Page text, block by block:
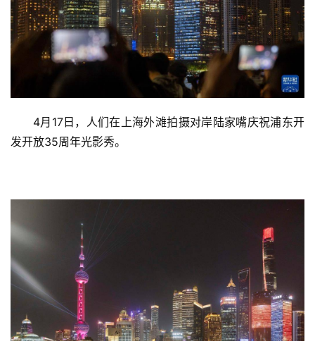
资
商
消
费
生
4月17日，人们在上海外滩拍摄对岸陆家嘴庆祝浦东开
发开放35周年光影秀。